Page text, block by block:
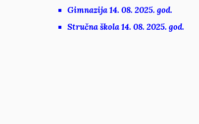
Gimnazija 14. 08. 2025. god.
Stručna škola 14. 08. 2025. god.